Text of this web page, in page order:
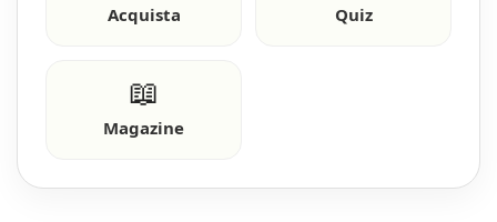
Acquista Quiz
📖
Magazine